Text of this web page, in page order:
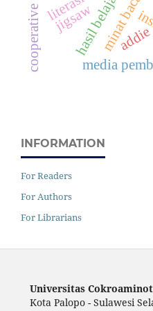
hasil belajar
media
minat baca
jigsaw
addie
INFORMATION
For Readers
For Authors
For Librarians
Universitas
Kota Palopo - Sulawesi